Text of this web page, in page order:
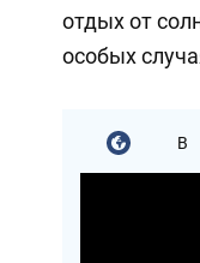
отдых от
особых